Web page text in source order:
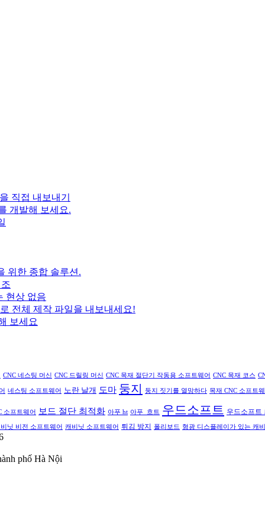
직접 내보내기
개발해 보세요.
위한 종합 솔루션.
현상 없음
전체 제작 파일을 내보내세요!
보세요
CNC 네스팅 머신 CNC 드릴링 머신 CNC 목재 절단기 작동용 소프트웨어 CNC 목재 코스
네스팅 소프트웨어 노란 날개 도마 둥지 둥지 짓기를 열망하다 목재 CNC 소프트
소프트웨어 보드 절단 최적화 아푸 ht 아푸_흐트 우드소프트 우드소프트
닛 비전 소프트웨어 캐비닛 소프트웨어 튀김 방지 폴리보드 형광 디스플레이가 있는 캐
phố Hà Nội